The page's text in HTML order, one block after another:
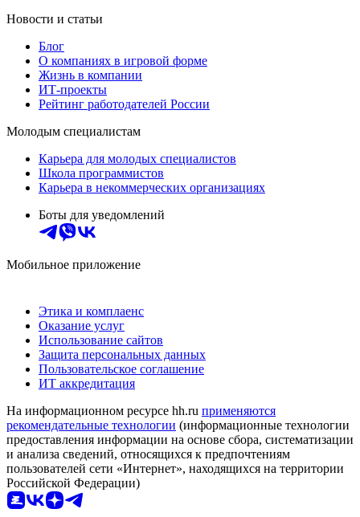
Новости и статьи
Блог
О компаниях в игровой форме
Жизнь в компании
ИТ-проекты
Рейтинг работодателей России
Молодым специалистам
Карьера для молодых специалистов
Школа программистов
Карьера в некоммерческих организациях
Боты для уведомлений
Мобильное приложение
Этика и комплаенс
Оказание услуг
Использование сайтов
Защита персональных данных
Пользовательское соглашение
ИТ аккредитация
На информационном ресурсе hh.ru применяются
рекомендательные технологии (информационные технологии
предоставления информации на основе сбора, систематизации
и анализа сведений, относящихся к предпочтениям
пользователей сети «Интернет», находящихся на территории
Российской Федерации)